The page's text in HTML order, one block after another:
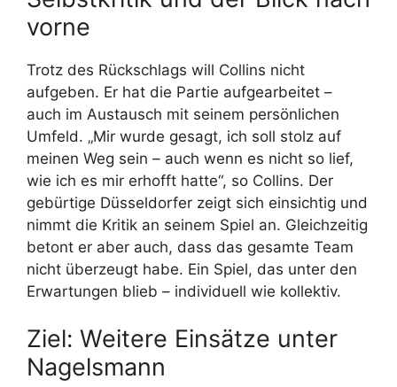
vorne
Trotz des Rückschlags will Collins nicht
aufgeben. Er hat die Partie aufgearbeitet –
auch im Austausch mit seinem persönlichen
Umfeld. „Mir wurde gesagt, ich soll stolz auf
meinen Weg sein – auch wenn es nicht so lief,
wie ich es mir erhofft hatte“, so Collins. Der
gebürtige Düsseldorfer zeigt sich einsichtig und
nimmt die Kritik an seinem Spiel an. Gleichzeitig
betont er aber auch, dass das gesamte Team
nicht überzeugt habe. Ein Spiel, das unter den
Erwartungen blieb – individuell wie kollektiv.
Ziel: Weitere Einsätze unter
Nagelsmann